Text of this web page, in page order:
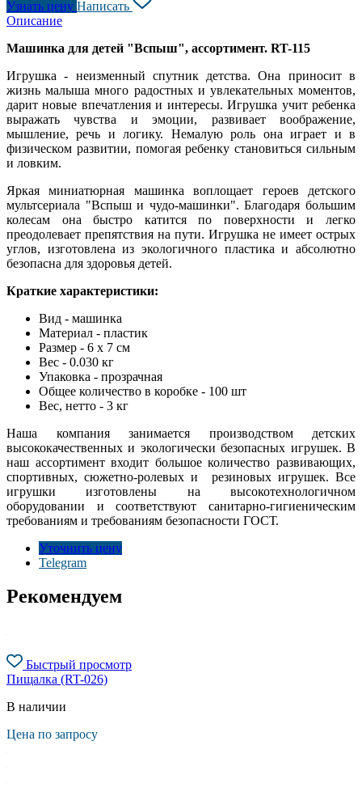
Узнать цену Написать
Описание
Машинка для детей "Вспыш", ассортимент. RT-115
Игрушка - неизменный спутник детства. Она приносит в
жизнь малыша много радостных и увлекательных моментов,
дарит новые впечатления и интересы. Игрушка учит ребенка
выражать чувства и эмоции, развивает воображение,
мышление, речь и логику. Немалую роль она играет и в
физическом развитии, помогая ребенку становиться сильным
и ловким.
Яркая миниатюрная машинка воплощает героев детского
мультсериала "Вспыш и чудо-машинки". Благодаря большим
колесам она быстро катится по поверхности и легко
преодолевает препятствия на пути. Игрушка не имеет острых
углов, изготовлена из экологичного пластика и абсолютно
безопасна для здоровья детей.
Краткие характеристики:
Вид - машинка
Материал - пластик
Размер - 6 х 7 см
Вес - 0.030 кг
Упаковка - прозрачная
Общее количество в коробке - 100 шт
Вес, нетто - 3 кг
Наша компания занимается производством детских
высококачественных и экологически безопасных игрушек. В
наш ассортимент входит большое количество развивающих,
спортивных, сюжетно-ролевых и резиновых игрушек. Все
игрушки изготовлены на высокотехнологичном
оборудовании и соответствуют санитарно-гигиеническим
требованиям и требованиям безопасности ГОСТ.
Уточнить цену
Telegram
Рекомендуем
Быстрый просмотр
Пищалка (RT-026)
В наличии
Цена по запросу